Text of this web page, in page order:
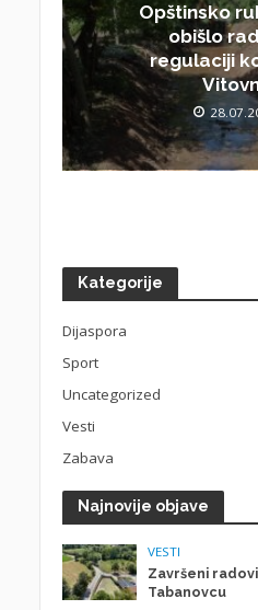
Opštinsko
obišlo
regulaciji
Kategorije
Dijaspora
Sport
Uncategorized
Vesti
Zabava
Najnovije objave
VESTI
Završeni
Tabanovcu